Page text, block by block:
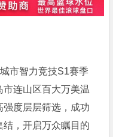
市智力竞技S1赛季
连山区百大万美温
度层层筛选，成功
，开启万众瞩目的